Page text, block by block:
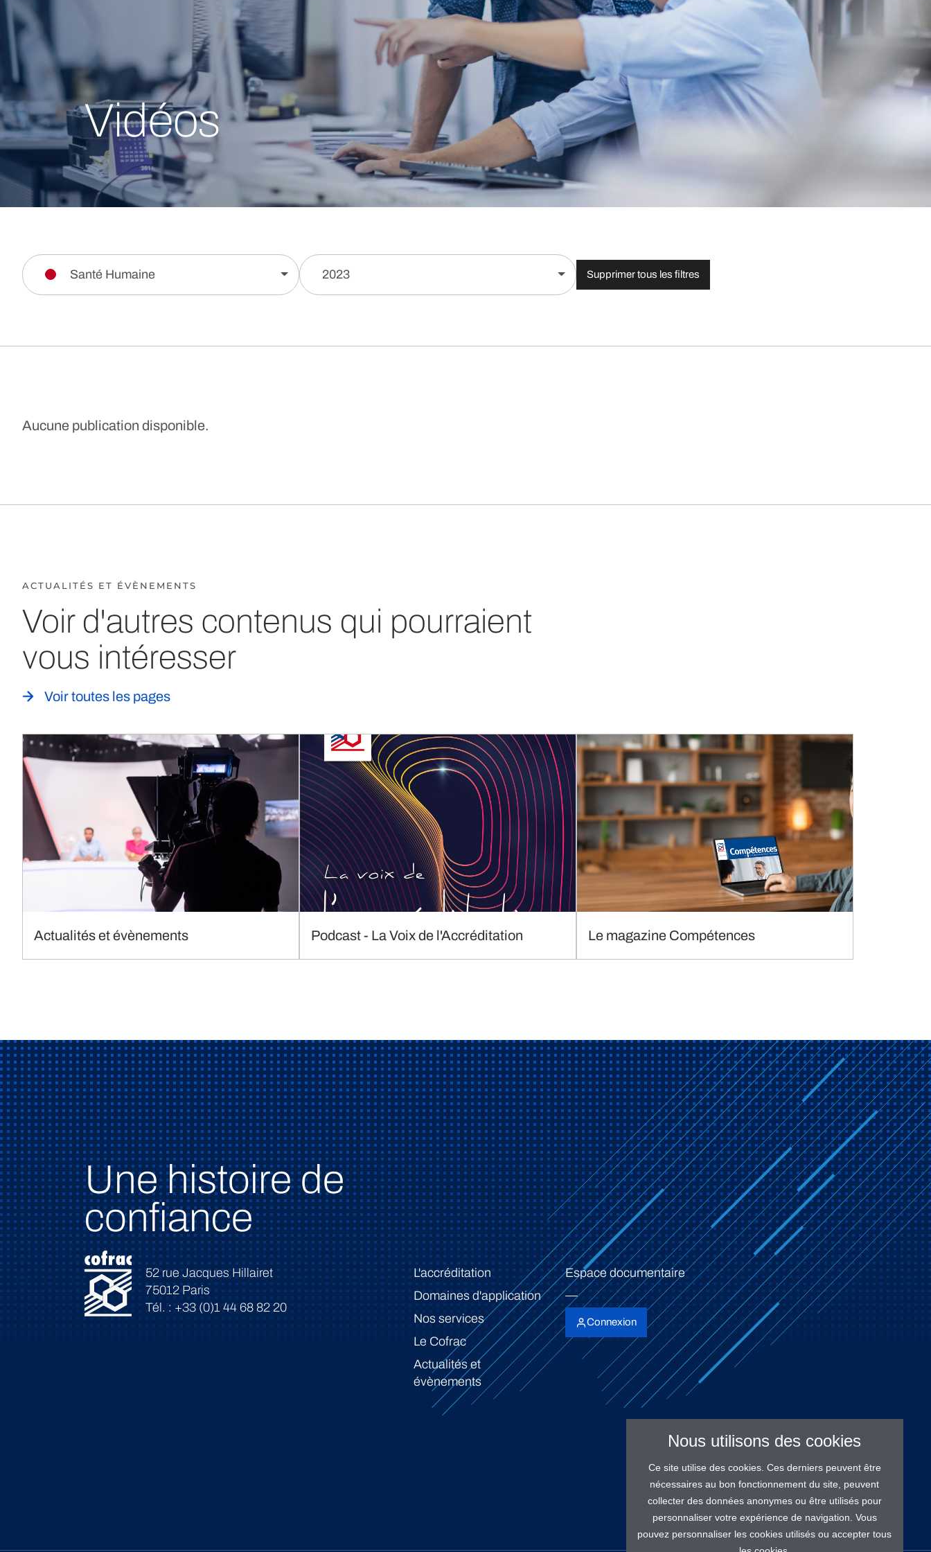
Vidéos
Santé Humaine 2023 Supprimer tous les filtres
Aucune publication disponible.
ACTUALITÉS ET ÉVÈNEMENTS
Voir d'autres contenus qui pourraient
vous intéresser
Voir toutes les pages
Actualités et évènements Podcast - La Voix de l'Accréditation Le magazine Compétences
Une histoire de
confiance
52 rue Jacques Hillairet
75012 Paris
Tél. : +33 (0)1 44 68 82 20
L'accréditation
Domaines d'application
Nos services
Le Cofrac
Actualités et
évènements
Espace documentaire
Connexion
Nous utilisons des cookies
Ce site utilise des cookies. Ces derniers peuvent être
nécessaires au bon fonctionnement du site, peuvent
collecter des données anonymes ou être utilisés pour
personnaliser votre expérience de navigation. Vous
pouvez personnaliser les cookies utilisés ou accepter tous